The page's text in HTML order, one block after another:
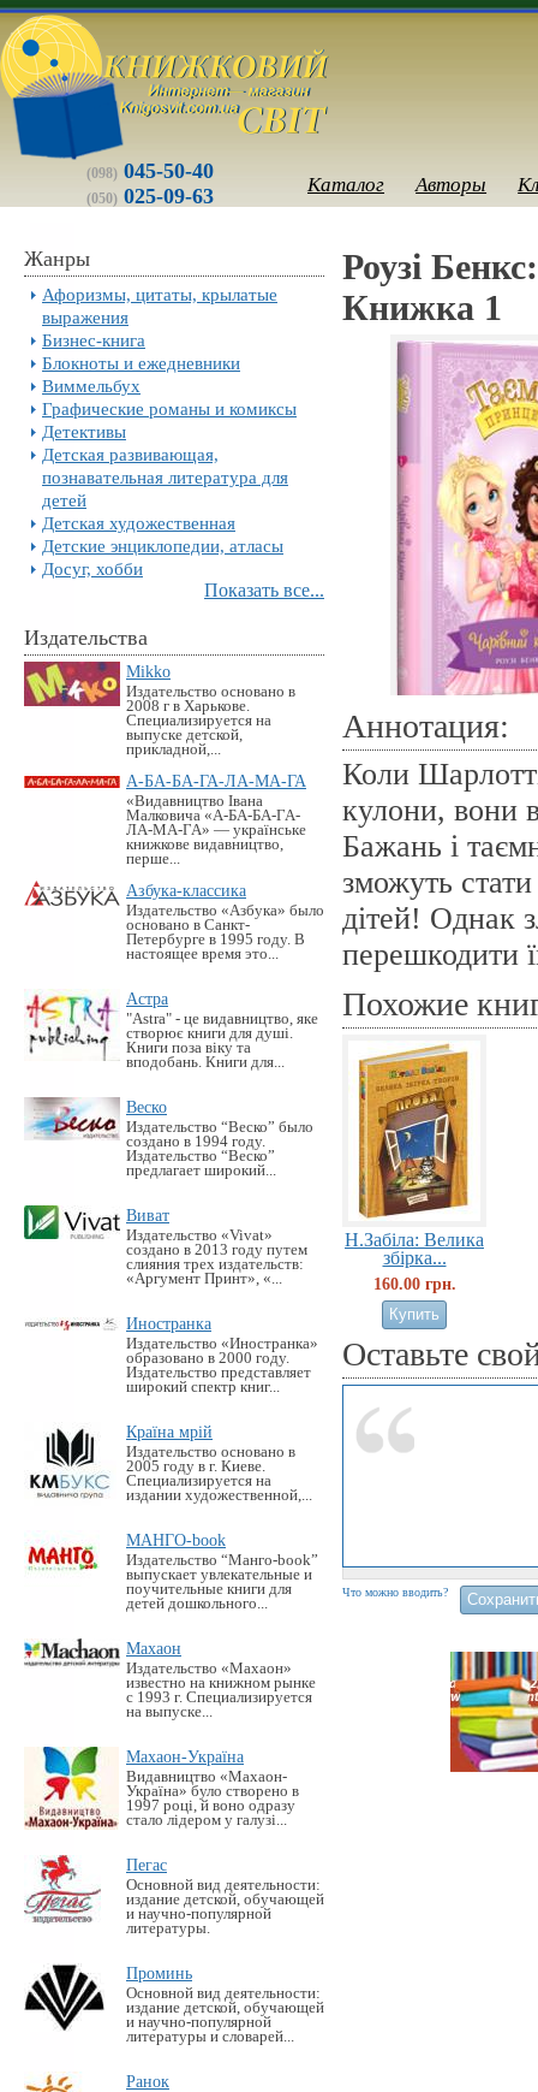
(098) 045-50-40
(050) 025-09-63 Каталог Авторы
Жанры
Афоризмы, цитаты, крылатые
выражения
Бизнес-книга
Блокноты и ежедневники
Виммельбух
Графические романы и комиксы
Детективы
Детская развивающая,
познавательная литература для
детей
Детская художественная
Детские энциклопедии, атласы
Досуг, хобби
Показать все...
Издательства
Mikko
Издательство основано в
2008 г в Харькове.
Специализируется на
выпуске детской,
прикладной,...
А-БА-БА-ГА-ЛА-МА-ГА
«Видавництво Івана
Малковича «А-БА-БА-ГА-
ЛА-МА-ГА» — українське
книжкове видавництво,
перше...
Азбука-классика
Издательство «Азбука» было
основано в Санкт-
Петербурге в 1995 году. В
настоящее время это...
Астра
"Astra" - це видавництво, яке
створює книги для душі.
Книги поза віку та
вподобань. Книги для...
Веско
Издательство “Веско” было
создано в 1994 году.
Издательство “Веско”
предлагает широкий...
Виват
Издательство «Vivat»
создано в 2013 году путем
слияния трех издательств:
«Аргумент Принт», «...
Иностранка
Издательство «Иностранка»
образовано в 2000 году.
Издательство представляет
широкий спектр книг...
Країна мрій
Издательство основано в
2005 году в г. Киеве.
Специализируется на
издании художественной,...
МАНГО-book
Издательство “Манго-book”
выпускает увлекательные и
поучительные книги для
детей дошкольного...
Махаон
Издательство «Махаон»
известно на книжном рынке
с 1993 г. Специализируется
на выпуске...
Махаон-Україна
Видавництво «Махаон-
Україна» було створено в
1997 році, й воно одразу
стало лідером у галузі...
Пегас
Основной вид деятельности:
издание детской, обучающей
и научно-популярной
литературы.
Проминь
Основной вид деятельности:
издание детской, обучающей
и научно-популярной
литературы и словарей...
Ранок
Роузі
Книжка 1
Аннотация:
Коли
кулони, вони
Бажань і
зможуть
дітей! Однак
перешкодити
Похожие
Н.Забіла: Велика
збірка...
160.00 грн.
Оставьте
Что можно вводить?